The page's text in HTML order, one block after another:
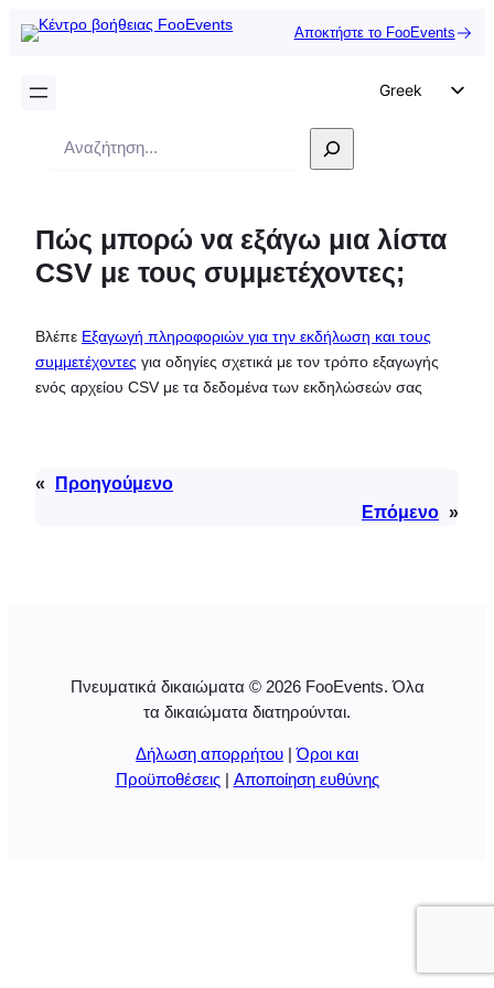
Αποκτήστε το FooEvents
Greek
Spanish
Italian
French
Polish
Αναζήτηση
Πώς μπορώ να εξάγω μια λίστα
CSV με τους συμμετέχοντες;
Βλέπε Εξαγωγή πληροφοριών για την εκδήλωση και τους
συμμετέχοντες για οδηγίες σχετικά με τον τρόπο εξαγωγής
ενός αρχείου CSV με τα δεδομένα των εκδηλώσεών σας
«
Προηγούμενο
Επόμενο »
Πνευματικά δικαιώματα © 2026 FooEvents. Όλα
τα δικαιώματα διατηρούνται.
Δήλωση απορρήτου |Όροι και
Προϋποθέσεις| Αποποίηση ευθύνης